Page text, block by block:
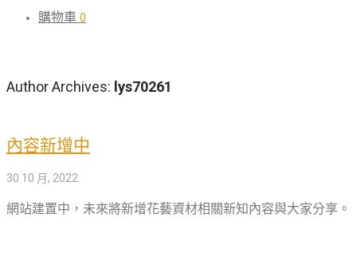
購物車 0
Author Archives: lys70261
內容新增中
30 10 月, 2022
網站建置中，未來將新增花藝資材相關新知內容與大家分享。